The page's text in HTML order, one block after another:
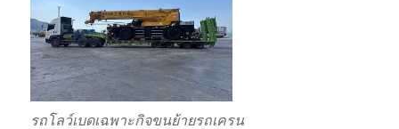
รถโลว์เบดเฉพาะกิจขนย้ายรถเครน